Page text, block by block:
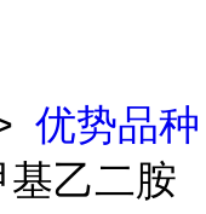
优势品种
乙二胺